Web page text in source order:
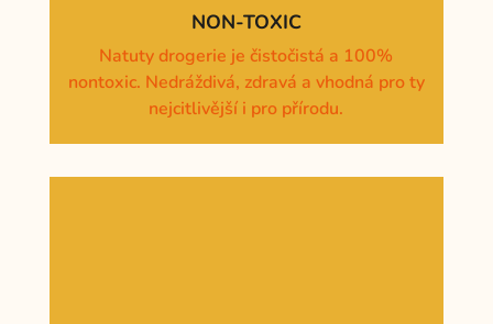
NON-TOXIC
Natuty drogerie je čistočistá a 100%
nontoxic. Nedráždivá, zdravá a vhodná pro ty
nejcitlivější i pro přírodu.